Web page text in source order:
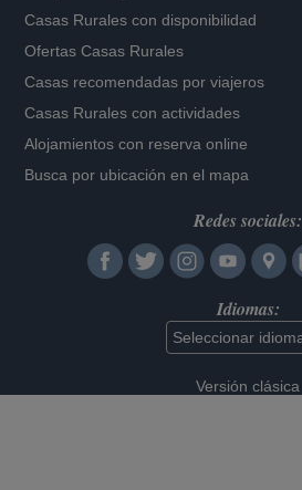
Casas Rurales con disponibilidad
Ofertas Casas Rurales
Casas recomendadas por viajeros
Casas Rurales con actividades
Alojamientos con reserva online
Busca por ubicación en el mapa
Redes sociales:
Idiomas:
Versión clásica